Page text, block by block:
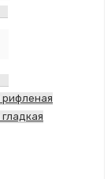
рифленая